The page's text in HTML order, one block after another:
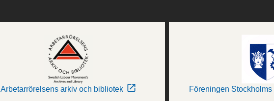
Arbetarrörelsens arkiv och bibliotek Föreningen